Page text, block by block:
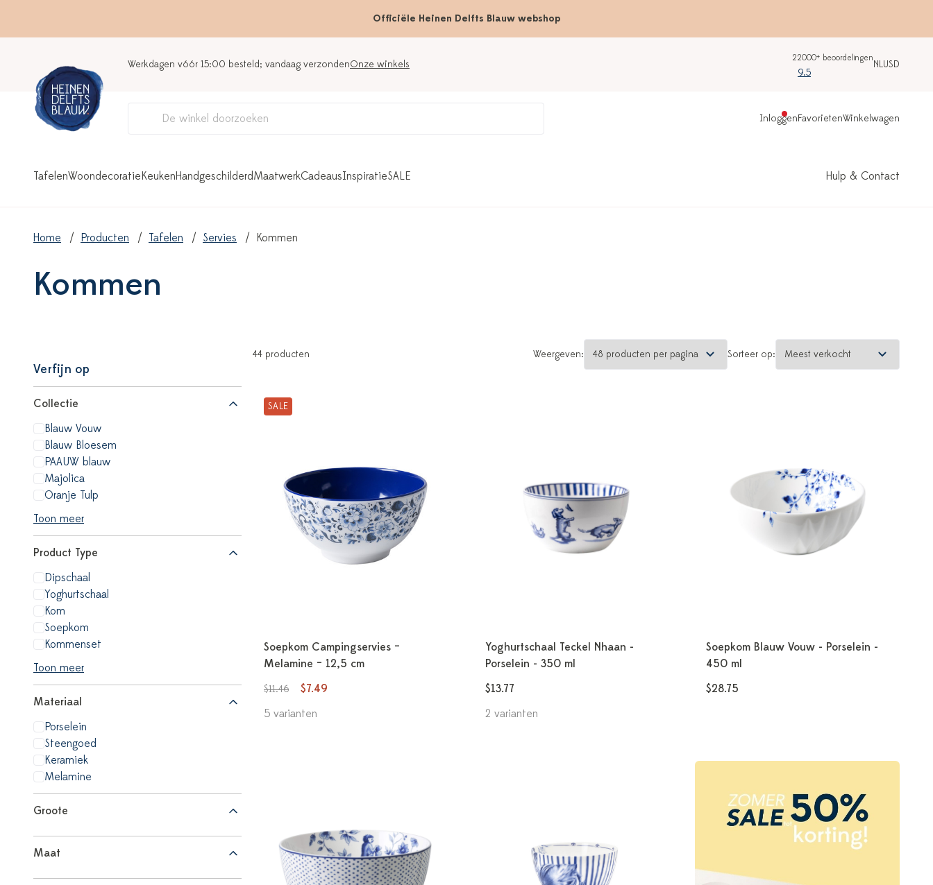
Officiële Heinen Delfts Blauw webshop
Werkdagen vóór 15:00 besteld; vandaag verzondenOnze winkels
22000+ beoordelingen
9.5
NLUSD
InloggenFavorietenWinkelwagen
TafelenWoondecoratieKeukenHandgeschilderdMaatwerkCadeausInspiratieSALE Hulp & Contact
Home Producten Tafelen Servies Kommen
Kommen
Verfijn op
Collectie
Blauw Vouw
Blauw Bloesem
PAAUW blauw
Majolica
Oranje Tulp
Toon meer
Product Type
Dipschaal
Yoghurtschaal
Kom
Soepkom
Kommenset
Toon meer
Materiaal
Porselein
Steengoed
Keramiek
Melamine
Groote
Maat
44 producten Weergeven: Sorteer op:
SALE
Soepkom Campingservies –
Melamine – 12,5 cm
$11.46
$7.49
5 varianten
Yoghurtschaal Teckel Nhaan -
Porselein - 350 ml
$13.77
2 varianten
Soepkom Blauw Vouw - Porselein -
450 ml
$28.75